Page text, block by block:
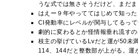
うな式では無さそうだけど、まだ
はえー９年やっててはじめて知っ
CI発動率にレベルが関与してるっ
劇的に変わるとか怪情報垂れ流す
枝主の挙げているLvだと運が50未
114、144だと整数部が上がる。